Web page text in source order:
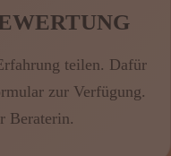
teilen. Dafür
zur Verfügung.
Beraterin.